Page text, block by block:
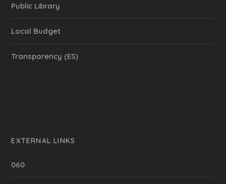
Public Library
Local Budget
Transparency (ES)
EXTERNAL LINKS
060